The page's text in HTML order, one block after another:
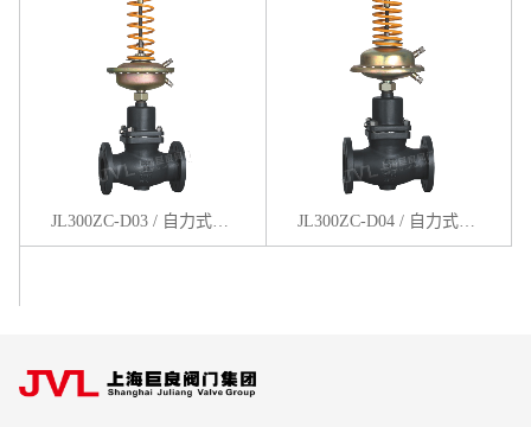
JL300ZC-D04 / 自力式压差（压差上升阀开）控制阀